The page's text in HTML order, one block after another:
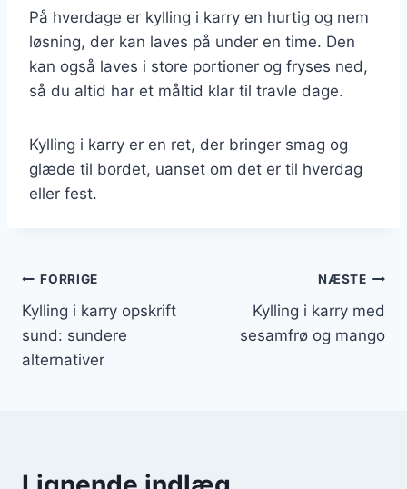
På hverdage er kylling i karry en hurtig og nem
løsning, der kan laves på under en time. Den
kan også laves i store portioner og fryses ned,
så du altid har et måltid klar til travle dage.
Kylling i karry er en ret, der bringer smag og
glæde til bordet, uanset om det er til hverdag
eller fest.
Indlægsnavigation
FORRIGE
Kylling i karry opskrift
sund: sundere
alternativer
NÆSTE
Kylling i karry med
sesamfrø og mango